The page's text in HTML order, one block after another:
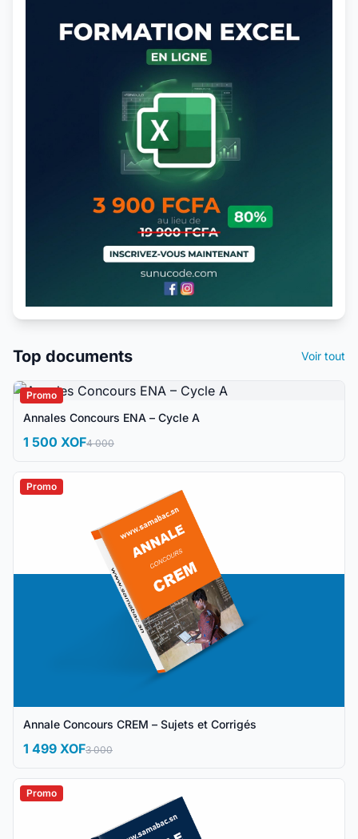
Top documents Voir tout
Promo
Annales Concours ENA – Cycle A
1 500 XOF4 000
Promo
Annale Concours CREM – Sujets et Corrigés
1 499 XOF3 000
Promo